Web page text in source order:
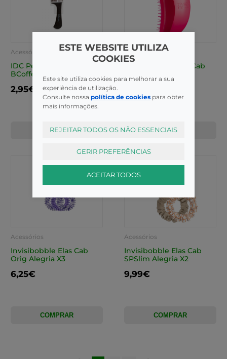
Acessórios
IDC Pente 2603w Bio
BCoffee.
2,95€
COMPRAR
Acessórios
Tangle Teezer Esc Cab
COMPRAR
Acessórios
Invisibobble Elas Cab
Orig Alegria X3
6,25€
COMPRAR
Acessórios
Invisibobble Elas Cab
SPSlim Alegria X2
9,99€
COMPRAR
ESTE WEBSITE UTILIZA
COOKIES
Este site utiliza cookies para melhorar a sua
experiência de utilização.
Consulte nossa política de cookies para obter
mais informações.
REJEITAR TODOS OS NÃO ESSENCIAIS
GERIR PREFERÊNCIAS
ACEITAR TODOS